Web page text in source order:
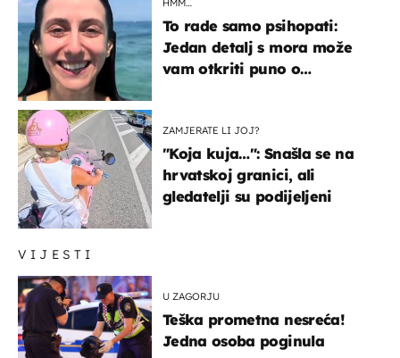
VIJESTI
U ZAGORJU
Teška prometna nesreća!
Jedna osoba poginula
To rade samo psihopati:
Jedan detalj s mora može
vam otkriti puno o
ZAMJERATE LI JOJ?
"Koja kuja…": Snašla se na
hrvatskoj granici, ali
gledatelji su podijeljeni